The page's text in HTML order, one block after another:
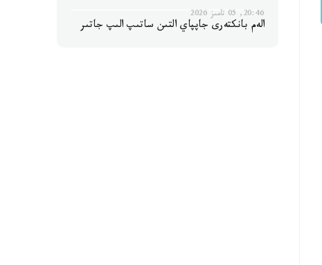
20:46, 05 تامىز 2026
الەم بانكتەرى جاپپاي التىن ساتىپ الىپ جاتىر